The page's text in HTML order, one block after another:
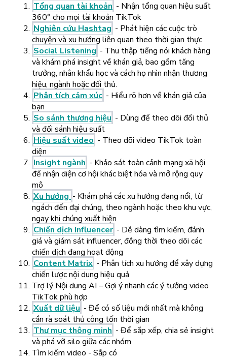
Tổng quan tài khoản - Nhận tổng quan hiệu suất
360° cho mọi tài khoản TikTok
Nghiên cứu Hashtag - Phát hiện các cuộc trò
chuyện và xu hướng liên quan theo thời gian thực
Social Listening - Thu thập tiếng nói khách hàng
và khám phá insight về khán giả, bao gồm tăng
trưởng, nhân khẩu học và cách họ nhìn nhận thương
hiệu, ngành hoặc đối thủ.
Phân tích cảm xúc - Hiểu rõ hơn về khán giả của
bạn
So sánh thương hiệu - Dùng để theo dõi đối thủ
và đối sánh hiệu suất
Hiệu suất video - Theo dõi video TikTok toàn
diện
Insight ngành - Khảo sát toàn cảnh mạng xã hội
để nhận diện cơ hội khác biệt hóa và mở rộng quy
mô
Xu hướng - Khám phá các xu hướng đang nổi, từ
ngách đến đại chúng, theo ngành hoặc theo khu vực,
ngay khi chúng xuất hiện
Chiến dịch Influencer - Dễ dàng tìm kiếm, đánh
giá và giám sát influencer, đồng thời theo dõi các
chiến dịch đang hoạt động
Content Matrix - Phân tích xu hướng để xây dựng
chiến lược nội dung hiệu quả
Trợ lý Nội dung AI – Gợi ý nhanh các ý tưởng video
TikTok phù hợp
Xuất dữ liệu - Để có số liệu mới nhất mà không
cần rà soát thủ công tốn thời gian
Thư mục thông minh - Để sắp xếp, chia sẻ insight
và phá vỡ silo giữa các nhóm
Tìm kiếm video - Sắp có